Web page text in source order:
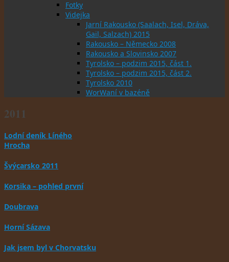
Fotky
Videjka
Jarní Rakousko (Saalach, Isel, Dráva,
Gail, Salzach) 2015
Rakousko – Německo 2008
Rakousko a Slovinsko 2007
Tyrolsko – podzim 2015, část 1.
Tyrolsko – podzim 2015, část 2.
Tyrolsko 2010
WorWaní v bazéně
2011
Lodní deník Líného
Hrocha
Švýcarsko 2011
Korsika – pohled první
Doubrava
Horní Sázava
Jak jsem byl v Chorvatsku